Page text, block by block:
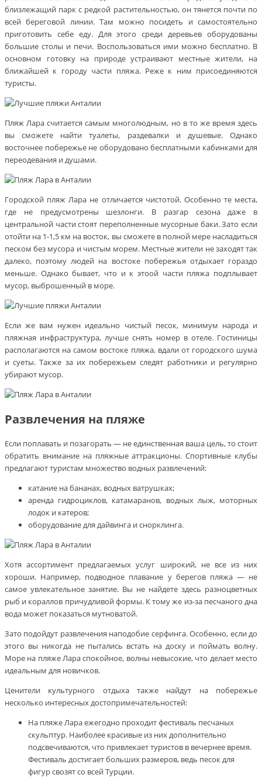
близлежащий парк с редкой растительностью, он тянется почти по
всей береговой линии. Там можно посидеть и самостоятельно
приготовить себе еду. Для этого среди деревьев оборудованы
большие столы и печи. Воспользоваться ими можно бесплатно. В
основном готовку на природе устраивают местные жители, на
ближайшей к городу части пляжа. Реже к ним присоединяются
туристы.
Пляж Лара считается самым многолюдным, но в то же время здесь
вы сможете найти туалеты, раздевалки и душевые. Однако
восточнее побережье не оборудовано бесплатными кабинками для
переодевания и душами.
Городской пляж Лара не отличается чистотой. Особенно те места,
где не предусмотрены шезлонги. В разгар сезона даже в
центральной части стоят переполненные мусорные баки. Зато если
отойти на 1-1,5 км на восток, вы сможете в полной мере насладиться
песком без мусора и чистым морем. Местные жители не заходят так
далеко, поэтому людей на востоке побережья отдыхает гораздо
меньше. Однако бывает, что и к этоой части пляжа подплывает
мусор, выброшенный в море.
Если же вам нужен идеально чистый песок, минимум народа и
пляжная инфраструктура, лучше снять номер в отеле. Гостиницы
располагаются на самом востоке пляжа, вдали от городского шума
и суеты. Также за их побережьем следят работники и регулярно
убирают мусор.
Развлечения на пляже
Если поплавать и позагорать — не единственная ваша цель, то стоит
обратить внимание на пляжные аттракционы. Спортивные клубы
предлагают туристам множество водных развлечений:
катание на бананах, водных ватрушках;
аренда гидроциклов, катамаранов, водных лыж, моторных
лодок и катеров;
оборудование для дайвинга и снорклинга.
Хотя ассортимент предлагаемых услуг широкий, не все из них
хороши. Например, подводное плавание у берегов пляжа — не
самое увлекательное занятие. Вы не найдете здесь разноцветных
рыб и кораллов причудливой формы. К тому же из-за песчаного дна
вода может показаться мутноватой.
Зато подойдут развлечения наподобие серфинга. Особенно, если до
этого вы никогда не пытались встать на доску и поймать волну.
Море на пляже Лара спокойное, волны невысокие, что делает место
идеальным для новичков.
Ценители культурного отдыха также найдут на побережье
несколько интересных достопримечательностей:
На пляже Лара ежегодно проходит фестиваль песчаных
скульптур. Наиболее красивые из них дополнительно
подсвечиваются, что привлекает туристов в вечернее время.
Фестиваль достигает больших размеров, ведь песок для
фигур свозят со всей Турции.